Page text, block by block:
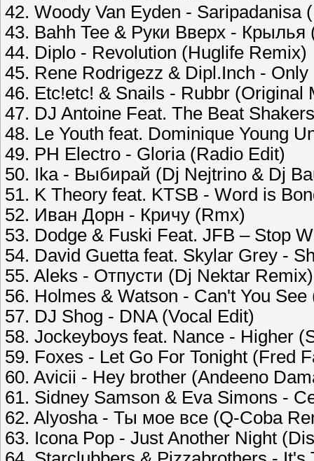
42. Woody Van Eyden - Saripadanisa
43. Bahh Tee & Руки Вверх -
44. Diplo - Revolution (Huglife Remix)
45. Rene Rodrigezz & Dipl.Inch -
46. Etc!etc! & Snails - Rubbr (Original
47. DJ Antoine Feat. The Beat
48. Le Youth feat. Dominique Young
49. PH Electro - Gloria (Radio Edit)
50. Ika - Выбирай (Dj Nejtrino & Dj
51. K Theory feat. KTSB - Word is
52. Иван Дорн - Кричу (Rmx)
53. Dodge & Fuski Feat. JFB – Stop
54. David Guetta feat. Skylar Grey -
55. Aleks - Отпусти (Dj Nektar Remix)
56. Holmes & Watson - Can't You See
57. DJ Shog - DNA (Vocal Edit)
58. Jockeyboys feat. Nance - Higher
59. Foxes - Let Go For Tonight (Fred
60. Avicii - Hey brother (Andeeno
61. Sidney Samson & Eva Simons -
62. Alyosha - Ты мое все (Q-Coba
63. Icona Pop - Just Another Night